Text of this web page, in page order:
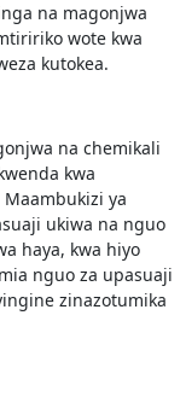
na magonjwa
wote kwa
kutokea.
na chemikali
kwa
ya
ukiwa na nguo
haya, kwa hiyo
nguo za upasuaji
zinazotumika